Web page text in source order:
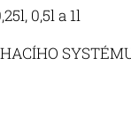
0,5l a 1l